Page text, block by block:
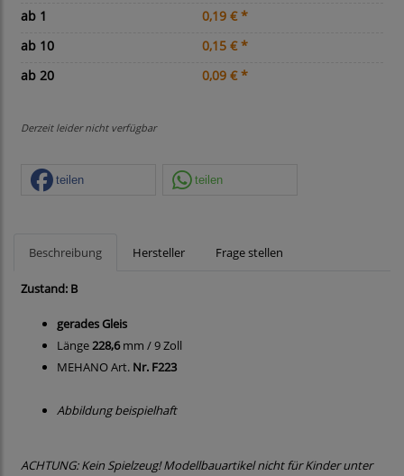
ab 1
0,19 € *
ab 10
0,15 € *
ab 20
0,09 € *
Derzeit leider nicht verfügbar
teilen teilen
Beschreibung Hersteller Frage stellen
Zustand: B
gerades Gleis
Länge228,6mm / 9 Zoll
MEHANO Art. Nr. F223
Abbildung beispielhaft
ACHTUNG: Kein Spielzeug! Modellbauartikel nicht für Kinder unter